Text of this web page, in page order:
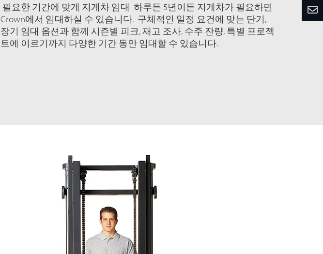
필요한 기간에 맞게 지게차 임대 하루든 5년이든 지게차가 필요하면
Crown에서 임대하실 수 있습니다. 구체적인 일정 요건에 맞는 단기,
장기 임대 옵션과 함께 시즌별 피크, 재고 조사, 수주 잔량, 특별 프로젝
트에 이르기까지 다양한 기간 동안 임대할 수 있습니다.